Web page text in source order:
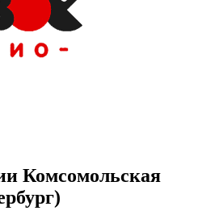
Комсомольская